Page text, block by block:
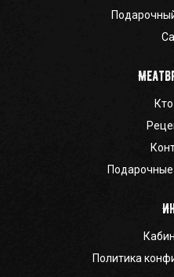
Политика